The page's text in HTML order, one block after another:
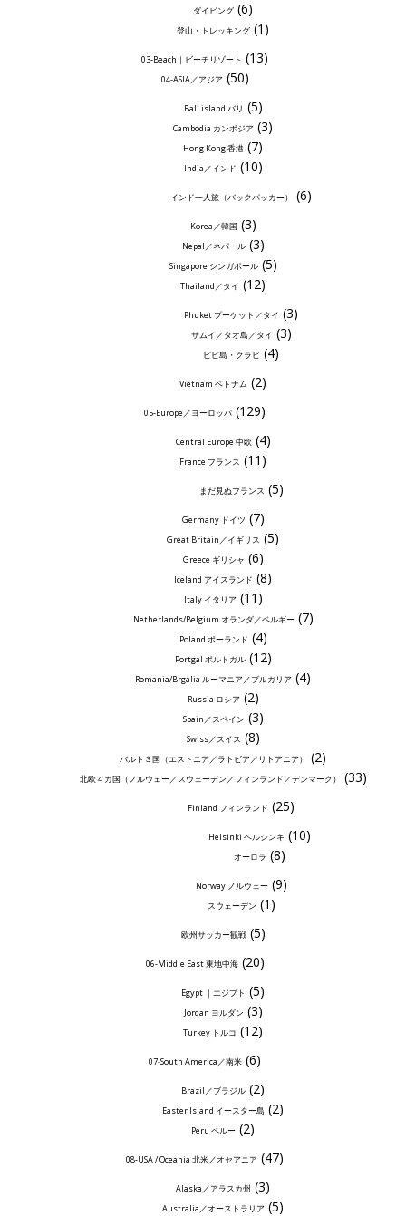
ダイビング (6)
登山・トレッキング (1)
03-Beach｜ビーチリゾート (13)
04-ASIA／アジア(50)
Bali island バリ (5)
Cambodia カンボジア (3)
Hong Kong 香港 (7)
India／インド (10)
インド一人旅（バックパッカー） (6)
Korea／韓国 (3)
Nepal／ネパール(3)
Singapore シンガポール(5)
Thailand／タイ (12)
Phuket プーケット／タイ (3)
サムイ／タオ島／タイ (3)
ピピ島・クラビ (4)
Vietnam ベトナム (2)
05-Europe／ヨーロッパ (129)
Central Europe 中欧 (4)
France フランス (11)
まだ見ぬフランス (5)
Germany ドイツ (7)
Great Britain／イギリス (5)
Greece ギリシャ (6)
Iceland アイスランド (8)
Italy イタリア(11)
Netherlands/Belgium オランダ／ベルギー(7)
Poland ポーランド (4)
Portgal ポルトガル(12)
Romania/Brgalia ルーマニア／ブルガリア (4)
Russia ロシア(2)
Spain／スペイン (3)
Swiss／スイス (8)
バルト３国（エストニア／ラトビア／リトアニア） (2)
北欧４カ国（ノルウェー／スウェーデン／フィンランド／デンマーク） (33)
Finland フィンランド (25)
Helsinki ヘルシンキ (10)
オーロラ (8)
Norway ノルウェー(9)
スウェーデン (1)
欧州サッカー観戦(5)
06-Middle East 東地中海(20)
Egypt ｜エジプト (5)
Jordan ヨルダン (3)
Turkey トルコ (12)
07-South America／南米 (6)
Brazil／ブラジル (2)
Easter Island イースター島 (2)
Peru ペルー (2)
08-USA / Oceania 北米／オセアニア (47)
Alaska／アラスカ州 (3)
Australia／オーストラリア (5)